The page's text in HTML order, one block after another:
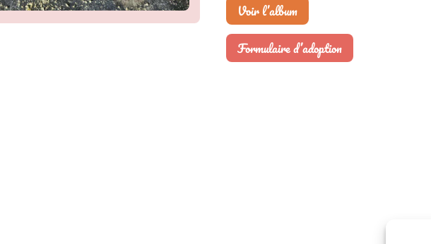
Voir l’album
Formulaire d’adoption